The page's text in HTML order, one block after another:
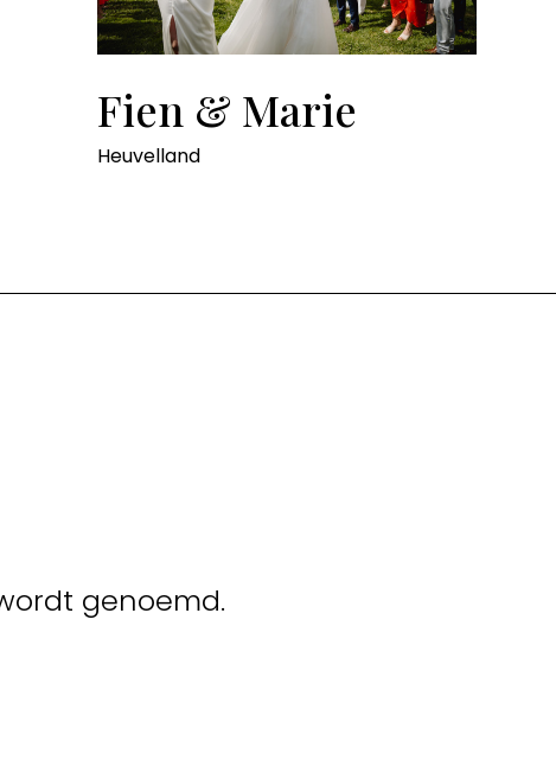
Fien & Marie
Heuvelland
genoemd.